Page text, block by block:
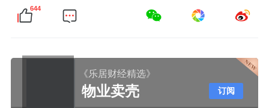
644
《乐居财经精选》
物业卖壳 订阅